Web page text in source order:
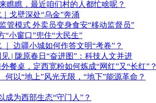
瞧瞧，最近咱们村的人都忙啥呢？
戈壁深处“乌金”奔涌
管模式 外卖员变身食安“移动监督员”
“小窗口”兜住“大民生”
边疆小城如何作答文明“考卷”？
| 陇原春日“奋进图”：科技人文并进
餐桌，定西宽粉如何炼成“网红”又“长红”？
何以“地上”风光无限，“地下”能源革命？
成为西部生态“守门人”？